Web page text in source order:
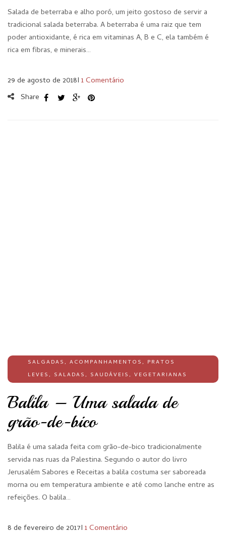
Salada de beterraba e alho poró, um jeito gostoso de servir a
tradicional salada beterraba. A beterraba é uma raiz que tem
poder antioxidante, é rica em vitaminas A, B e C, ela também é
rica em fibras, e minerais…
29 de agosto de 2018I 1 Comentário
Share
SALGADAS, ACOMPANHAMENTOS, PRATOS
LEVES, SALADAS, SAUDÁVEIS, VEGETARIANAS
Balila – Uma salada de
grão-de-bico
Balila é uma salada feita com grão-de-bico tradicionalmente
servida nas ruas da Palestina. Segundo o autor do livro
Jerusalém Sabores e Receitas a balila costuma ser saboreada
morna ou em temperatura ambiente e até como lanche entre as
refeições. O balila…
8 de fevereiro de 2017I 1 Comentário